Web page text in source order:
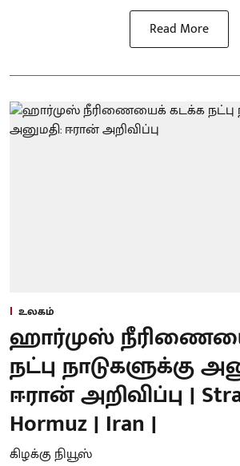
Read More
உலகம்
ஹார்முஸ்
நட்பு நாடுகளுக்கு
ஈரான் அறிவிப்பு |
Hormuz | Iran |
கிழக்கு நியூஸ்